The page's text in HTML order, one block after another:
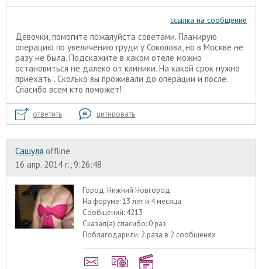
ссылка на сообщение
Девочки, помогите пожалуйста советами. Планирую
операцию по увеличению груди у Соколова, но в Москве не
разу не была. Подскажите в каком отеле можно
остановиться не далеко от клиники. На какой срок нужно
приехать . Сколько вы проживали до операции и после.
Спасибо всем кто поможет!
ответить цитировать
Сашуля offline
16 апр. 2014 г., 9:26:48
Город: Нижний Новгород
На форуме:13 лет и 4 месяца
Сообщений: 4213
Сказал(а) спасибо: 0 раз
Поблагодарили: 2 раза в 2 сообщенях